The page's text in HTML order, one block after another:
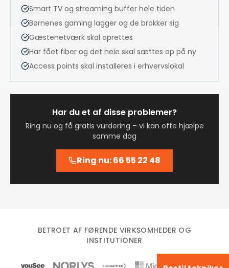
Smart TV og streaming buffer hele tiden
Børnenes gaming lagger og de brokker sig
Gæstenetværk skal oprettes
Har fået fiber og det hele skal sættes op på ny
Access points skal installeres i erhvervslokal
Har du et af disse problemer?
Ring nu og få gratis vurdering – vi kan ofte hjælpe
samme dag
Ring nu: 66 55 22 48
BETROET AF FØRENDE VIRKSOMHEDER OG
INSTITUTIONER